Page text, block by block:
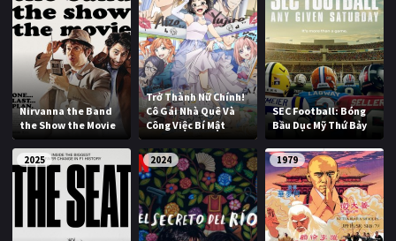
Nirvanna the Band
the Show the Movie
Trở Thành Nữ Chính!
Cô Gái Nhà Quê Và
Công Việc Bí Mật
SEC Football: Bóng
Bầu Dục Mỹ Thứ Bảy
2025 2024 1979